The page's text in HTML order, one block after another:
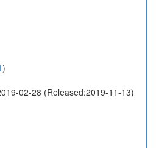
)
02-28 (Released:2019-11-13)